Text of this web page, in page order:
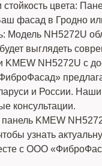
стойкость цвета:
фасад в Гродно
Модель NH5272U
выглядеть
KMEW NH5272U с
и России.
консультации.
KMEW
узнать
с ООО